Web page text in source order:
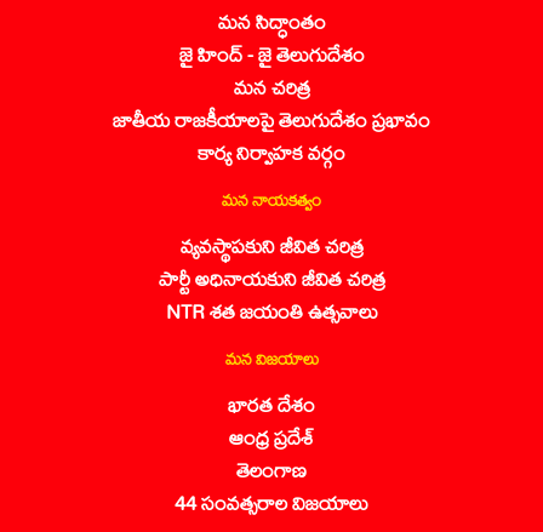
మన సిద్ధాంతం
జై హింద్ - జై తెలుగుదేశం
మన చరిత్ర
జాతీయ రాజకీయాలపై తెలుగుదేశం ప్రభావం
కార్య నిర్వాహక వర్గం
మన నాయకత్వం
వ్యవస్థాపకుని జీవిత చరిత్ర
పార్టీ అధినాయకుని జీవిత చరిత్ర
NTR శత జయంతి ఉత్సవాలు
మన విజయాలు
భారత దేశం
ఆంధ్ర ప్రదేశ్
తెలంగాణ
44 సంవత్సరాల విజయాలు